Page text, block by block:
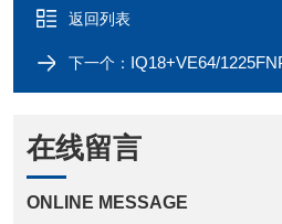
返回列表
下一个： IQ18+VE64/1225FNP厂
在线留言
ONLINE MESSAGE